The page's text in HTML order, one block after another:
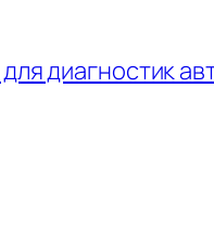
диагностик